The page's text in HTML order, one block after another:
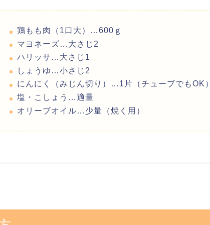
鶏もも肉（1口大）…600ｇ
マヨネーズ…大さじ2
ハリッサ…大さじ1
しょうゆ…小さじ2
にんにく（みじん切り）…1片（チューブでもOK）
塩・こしょう…適量
オリーブオイル…少量（焼く用）